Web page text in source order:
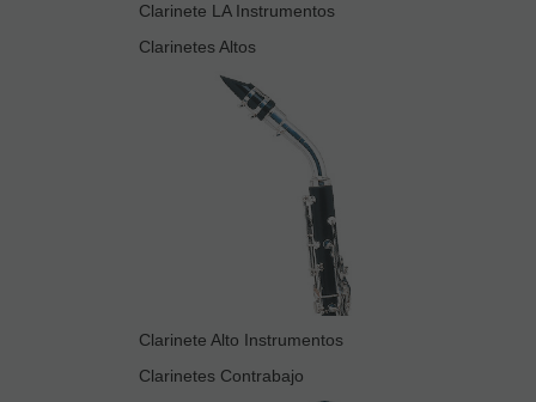
Clarinete LA Instrumentos
Clarinetes Altos
Clarinete Alto Instrumentos
Clarinetes Contrabajo